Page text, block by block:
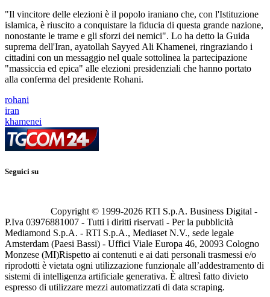
"Il vincitore delle elezioni è il popolo iraniano che, con l'Istituzione
islamica, è riuscito a conquistare la fiducia di questa grande nazione,
nonostante le trame e gli sforzi dei nemici". Lo ha detto la Guida
suprema dell'Iran, ayatollah Sayyed Ali Khamenei, ringraziando i
cittadini con un messaggio nel quale sottolinea la partecipazione
"massiccia ed epica" alle elezioni presidenziali che hanno portato
alla conferma del presidente Rohani.
rohani
iran
khamenei
Seguici su
Copyright © 1999-2026 RTI S.p.A. Business Digital -
P.Iva 03976881007 - Tutti i diritti riservati - Per la pubblicità
Mediamond S.p.A. - RTI S.p.A., Mediaset N.V., sede legale
Amsterdam (Paesi Bassi) - Uffici Viale Europa 46, 20093 Cologno
Monzese (MI)Rispetto ai contenuti e ai dati personali trasmessi e/o
riprodotti è vietata ogni utilizzazione funzionale all’addestramento di
sistemi di intelligenza artificiale generativa. È altresì fatto divieto
espresso di utilizzare mezzi automatizzati di data scraping.